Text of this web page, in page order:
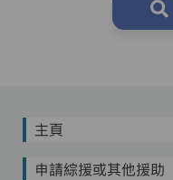
主頁
申請綜援或其他援助